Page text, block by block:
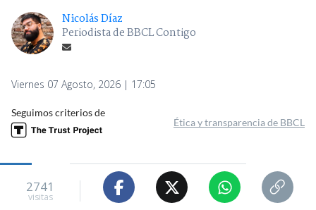
Nicolás Díaz
Periodista de BBCL Contigo
Viernes 07 Agosto, 2026 | 17:05
Seguimos criterios de
Ética y transparencia de BBCL
2741
visitas